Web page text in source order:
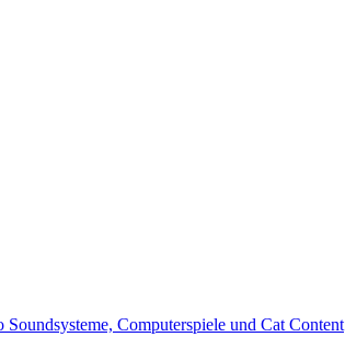
Computerspiele und Cat Content